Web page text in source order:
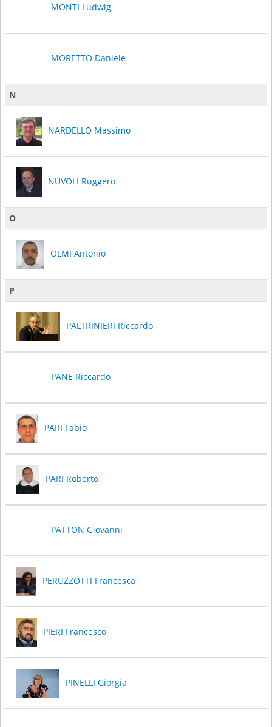
MONTI Ludwig
MORETTO Daniele
N
NARDELLO Massimo
NUVOLI Ruggero
O
OLMI Antonio
P
PALTRINIERI Riccardo
PANE Riccardo
PARI Fabio
PARI Roberto
PATTON Giovanni
PERUZZOTTI Francesca
PIERI Francesco
PINELLI Giorgia